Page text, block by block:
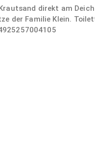
direkt am
der Familie Klein.